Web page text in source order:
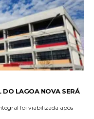
DO LAGOA NOVA SERÁ
foi viabilizada após